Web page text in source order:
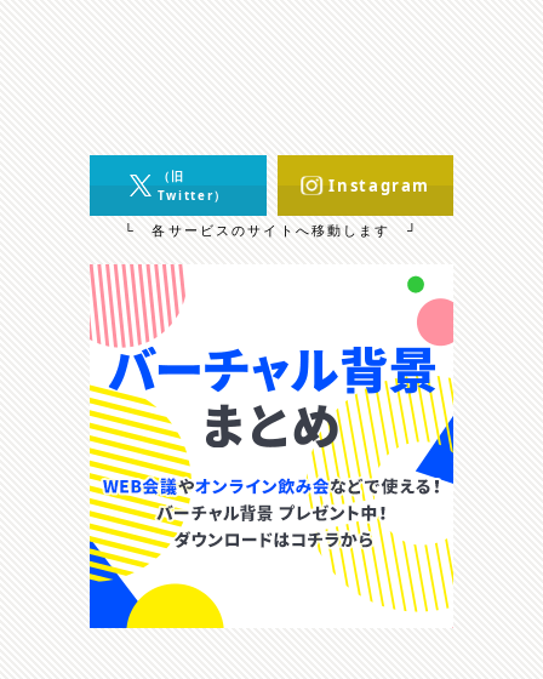
（旧
Twitter）
Instagram
└ 各サービスのサイトへ移動します ┘